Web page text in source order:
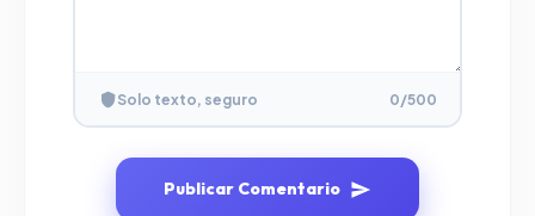
Solo texto, seguro 0/500
Publicar Comentario